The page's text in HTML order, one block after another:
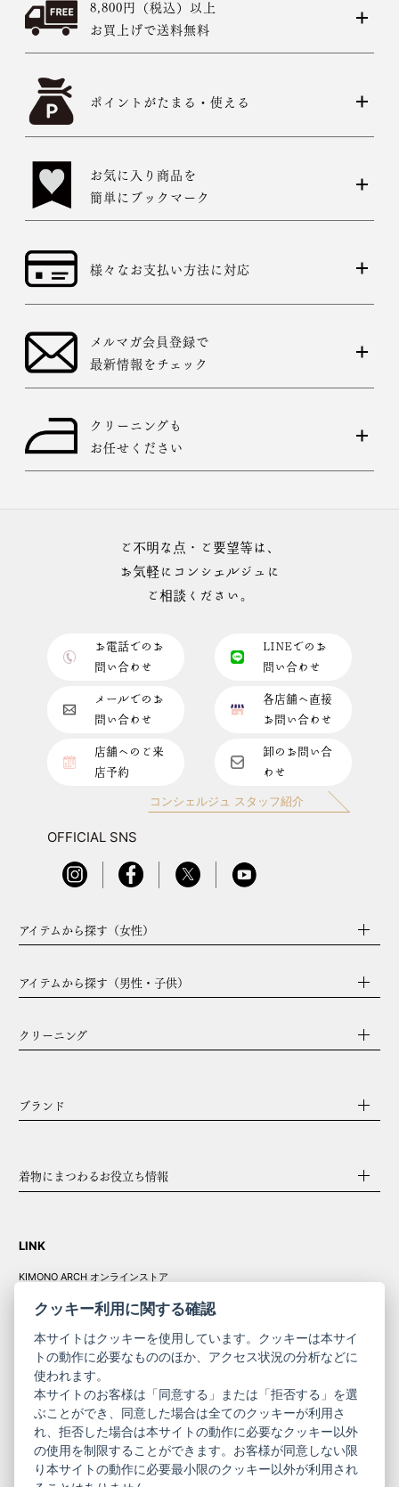
8,800円（税込）以上
お買上げで送料無料
ポイントがたまる・使える
お気に入り商品を
簡単にブックマーク
様々なお支払い方法に対応
メルマガ会員登録で
最新情報をチェック
クリーニングも
お任せください
ご不明な点・ご要望等は、
お気軽にコンシェルジュに
ご相談ください。
お電話でのお
問い合わせ
LINEでのお
問い合わせ
メールでのお
問い合わせ
各店舗へ直接
お問い合わせ
店舗へのご来
店予約
卸のお問い合
わせ
コンシェルジュ スタッフ紹介
OFFICIAL SNS
アイテムから探す（女性）
アイテムから探す（男性・子供）
クリーニング
ブランド
着物にまつわるお役立ち情報
LINK
KIMONO ARCH オンラインストア
コーポレート
サイト
きものやまと振
袖
サイト
ニュースレター
ご利用案内
お問い合わせ
クッキー利用に関する確認
本サイトはクッキーを使用しています。クッキーは本サイ
トの動作に必要なもののほか、アクセス状況の分析などに
使われます。
本サイトのお客様は「同意する」または「拒否する」を選
ぶことができ、同意した場合は全てのクッキーが利用さ
れ、拒否した場合は本サイトの動作に必要なクッキー以外
の使用を制限することができます。お客様が同意しない限
り本サイトの動作に必要最小限のクッキー以外が利用され